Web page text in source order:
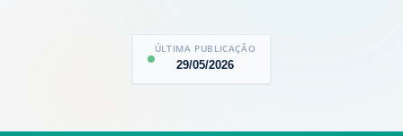
ÚLTIMA PUBLICAÇÃO
29/05/2026